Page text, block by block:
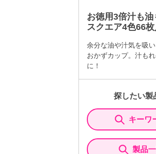
お徳用3倍汁も
スクエア4色66枚
余分な油や汁気を吸
おかずカップ。汁も
に！
探したい製
キーワ
製品